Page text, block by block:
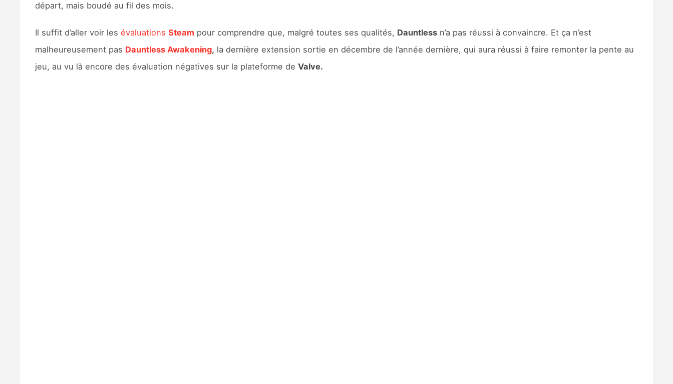
départ, mais boudé au fil des mois.
Il suffit d’aller voir les évaluations Steam pour comprendre que, malgré toutes ses qualités, Dauntlessn’a pas réussi à convaincre. Et ça n’est
malheureusement pas Dauntless Awakening, la dernière extension sortie en décembre de l’année dernière, qui aura réussi à faire remonter la pente au
jeu, au vu là encore des évaluation négatives sur la plateforme de Valve.